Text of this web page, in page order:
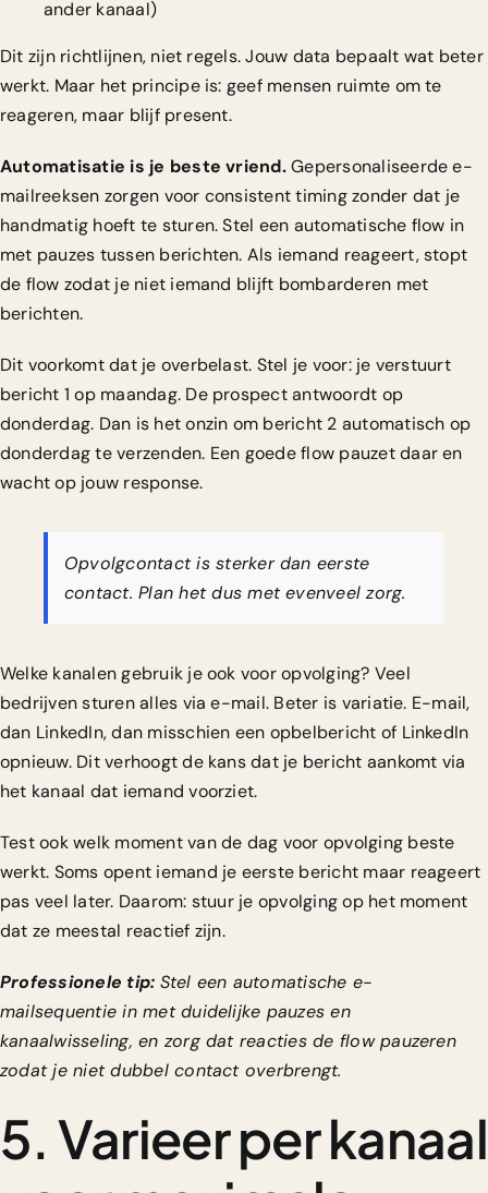
ander kanaal)
Dit zijn richtlijnen, niet regels. Jouw data bepaalt wat beter
werkt. Maar het principe is: geef mensen ruimte om te
reageren, maar blijf present.
Automatisatie is je beste vriend. Gepersonaliseerde e-
mailreeksen zorgen voor consistent timing zonder dat je
handmatig hoeft te sturen. Stel een automatische flow in
met pauzes tussen berichten. Als iemand reageert, stopt
de flow zodat je niet iemand blijft bombarderen met
berichten.
Dit voorkomt dat je overbelast. Stel je voor: je verstuurt
bericht 1 op maandag. De prospect antwoordt op
donderdag. Dan is het onzin om bericht 2 automatisch op
donderdag te verzenden. Een goede flow pauzet daar en
wacht op jouw response.
Opvolgcontact is sterker dan eerste
contact. Plan het dus met evenveel zorg.
Welke kanalen gebruik je ook voor opvolging? Veel
bedrijven sturen alles via e-mail. Beter is variatie. E-mail,
dan LinkedIn, dan misschien een opbelbericht of LinkedIn
opnieuw. Dit verhoogt de kans dat je bericht aankomt via
het kanaal dat iemand voorziet.
Test ook welk moment van de dag voor opvolging beste
werkt. Soms opent iemand je eerste bericht maar reageert
pas veel later. Daarom: stuur je opvolging op het moment
dat ze meestal reactief zijn.
Professionele tip: Stel een automatische e-
mailsequentie in met duidelijke pauzes en
kanaalwisseling, en zorg dat reacties de flow pauzeren
zodat je niet dubbel contact overbrengt.
5. Varieer per kanaal